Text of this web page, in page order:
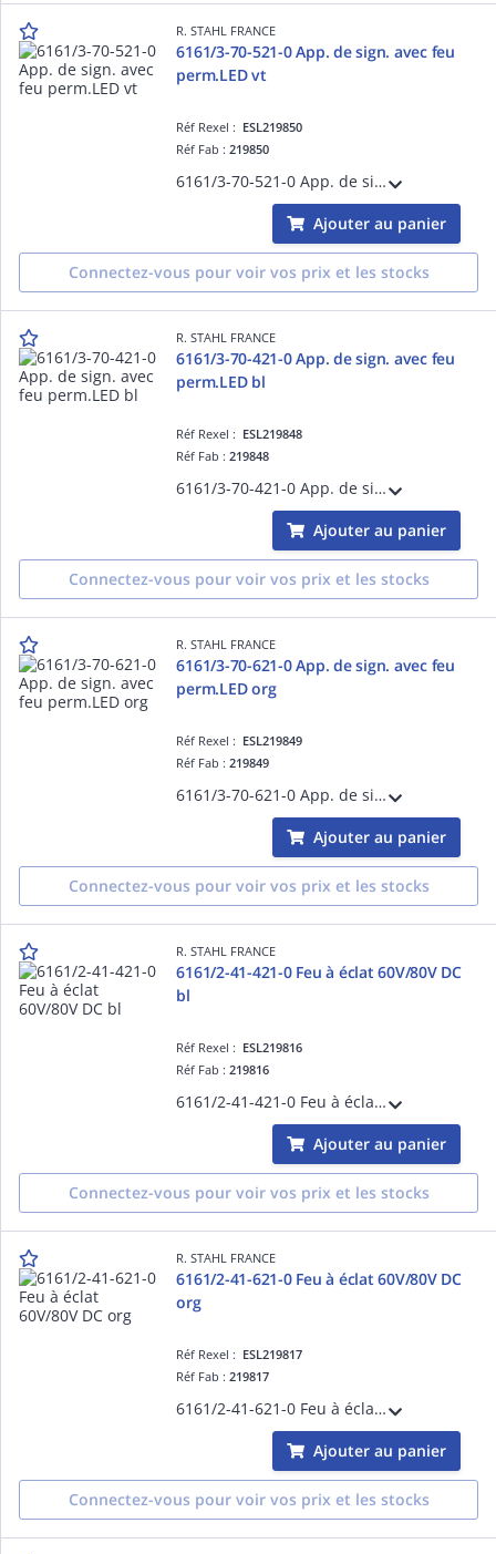
R. STAHL FRANCE
6161/3-70-521-0 App. de sign. avec feu
perm.LED vt
Réf Rexel : ESL219850
Réf Fab :219850
6161/3-70-521-0 App. de sign. avec feu perm.LED vt
Ajouter au panier
Connectez-vous pour voir vos prix et les stocks
R. STAHL FRANCE
6161/3-70-421-0 App. de sign. avec feu
perm.LED bl
Réf Rexel : ESL219848
Réf Fab :219848
6161/3-70-421-0 App. de sign. avec feu perm.LED bl
Ajouter au panier
Connectez-vous pour voir vos prix et les stocks
R. STAHL FRANCE
6161/3-70-621-0 App. de sign. avec feu
perm.LED org
Réf Rexel : ESL219849
Réf Fab :219849
6161/3-70-621-0 App. de sign. avec feu perm.LED org
Ajouter au panier
Connectez-vous pour voir vos prix et les stocks
R. STAHL FRANCE
6161/2-41-421-0 Feu à éclat 60V/80V DC
bl
Réf Rexel : ESL219816
Réf Fab :219816
6161/2-41-421-0 Feu à éclat 60V/80V DC bl
Ajouter au panier
Connectez-vous pour voir vos prix et les stocks
R. STAHL FRANCE
6161/2-41-621-0 Feu à éclat 60V/80V DC
org
Réf Rexel : ESL219817
Réf Fab :219817
6161/2-41-621-0 Feu à éclat 60V/80V DC org
Ajouter au panier
Connectez-vous pour voir vos prix et les stocks